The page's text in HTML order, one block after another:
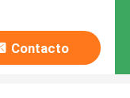
Contacto